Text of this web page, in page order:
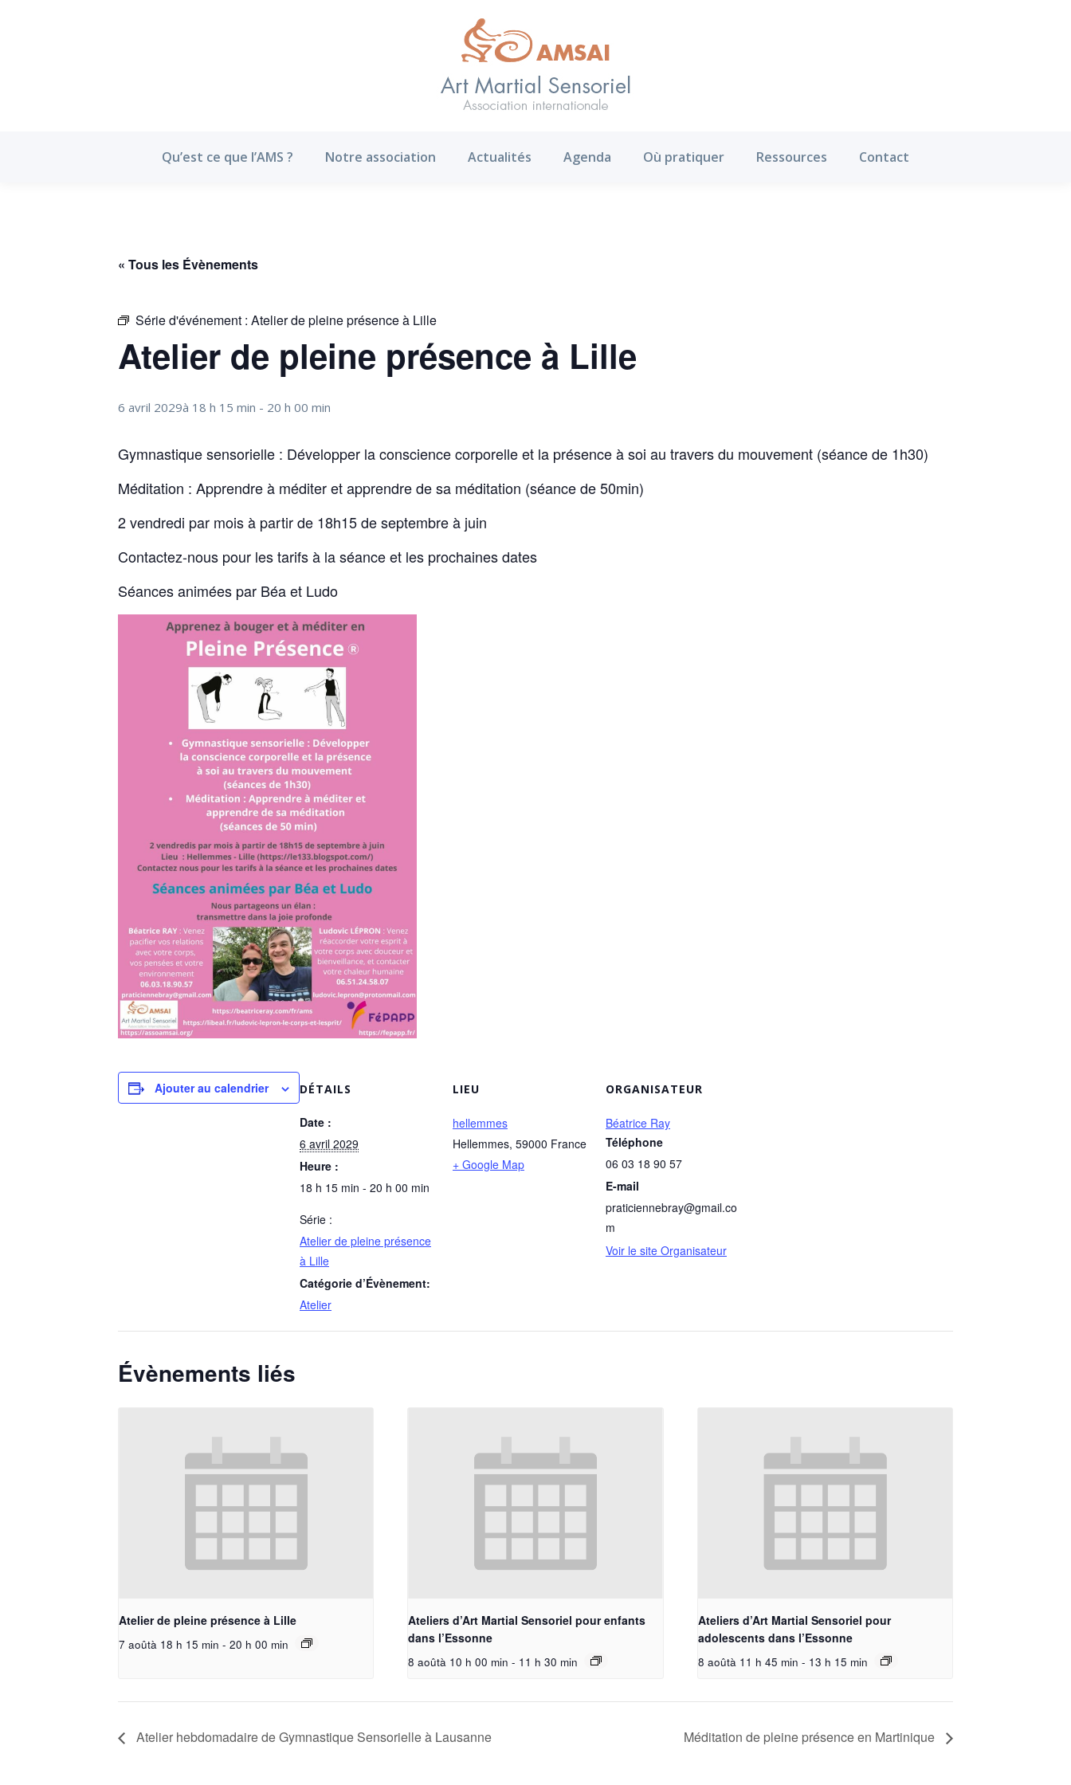
Qu’est ce que l’AMS ? Notre association Actualités Agenda Où pratiquer Ressources Contact
« Tous les Évènements
Série d'événement : Atelier de pleine présence à Lille
Atelier de pleine présence à Lille
6 avril 2029à 18 h 15 min - 20 h 00 min
Gymnastique sensorielle : Développer la conscience corporelle et la présence à soi au travers du mouvement (séance de 1h30)
Méditation : Apprendre à méditer et apprendre de sa méditation (séance de 50min)
2 vendredi par mois à partir de 18h15 de septembre à juin
Contactez-nous pour les tarifs à la séance et les prochaines dates
Séances animées par Béa et Ludo
Ajouter au calendrier DÉTAILS
Date :
6 avril 2029
Heure :
18 h 15 min - 20 h 00 min
Série :
Atelier de pleine présence
à Lille
Catégorie d’Évènement:
Atelier
LIEU
hellemmes
Hellemmes, 59000 France
+ Google Map
ORGANISATEUR
Béatrice Ray
Téléphone
06 03 18 90 57
E-mail
praticiennebray@gmail.co
m
Voir le site Organisateur
Évènements liés
Atelier de pleine présence à Lille
7 aoûtà 18 h 15 min - 20 h 00 min
Ateliers d’Art Martial Sensoriel pour enfants
dans l’Essonne
8 aoûtà 10 h 00 min - 11 h 30 min
Ateliers d’Art Martial Sensoriel pour
adolescents dans l’Essonne
8 aoûtà 11 h 45 min - 13 h 15 min
Atelier hebdomadaire de Gymnastique Sensorielle à Lausanne Méditation de pleine présence en Martinique
Notre association